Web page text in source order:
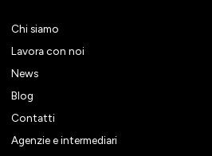
Chi siamo
Lavora con noi
News
Blog
Contatti
Agenzie e intermediari